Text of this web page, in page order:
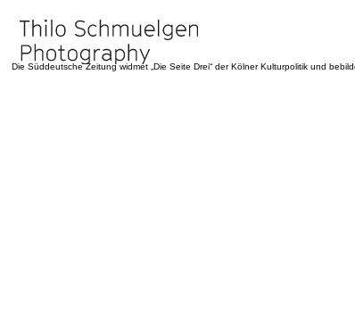
Die Süddeutsche Zeitung widmet „Die Seite Drei“ der Kölner Kulturpolitik und